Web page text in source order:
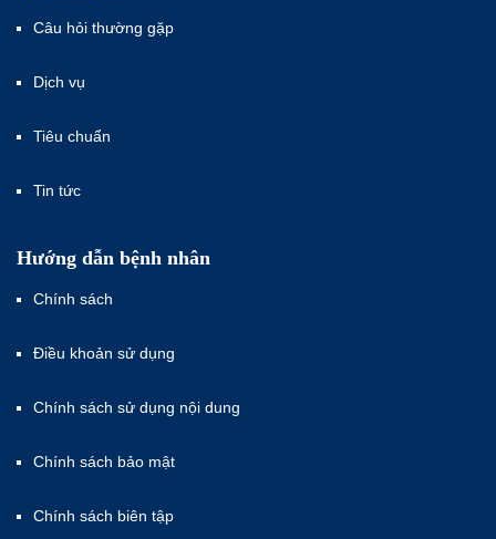
Câu hỏi thường gặp
Dịch vụ
Tiêu chuẩn
Tin tức
Hướng dẫn bệnh nhân
Chính sách
Điều khoản sử dụng
Chính sách sử dụng nội dung
Chính sách bảo mật
Chính sách biên tập